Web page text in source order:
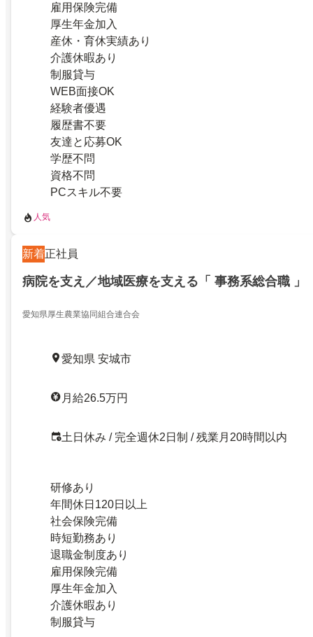
雇用保険完備
厚生年金加入
産休・育休実績あり
介護休暇あり
制服貸与
WEB面接OK
経験者優遇
履歴書不要
友達と応募OK
学歴不問
資格不問
PCスキル不要
人気
新着正社員
病院を支え／地域医療を支える「 事務系総合職 」
愛知県厚生農業協同組合連合会
愛知県 安城市
月給26.5万円
土日休み / 完全週休2日制 / 残業月20時間以内
研修あり
年間休日120日以上
社会保険完備
時短勤務あり
退職金制度あり
雇用保険完備
厚生年金加入
介護休暇あり
制服貸与